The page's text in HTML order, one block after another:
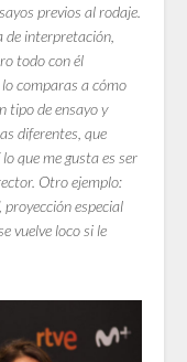
previos al rodaje.
de interpretación,
todo con él
comparas a cómo
tipo de ensayo y
diferentes, que
que me gusta es ser
Otro ejemplo:
proyección especial
vuelve loco si le